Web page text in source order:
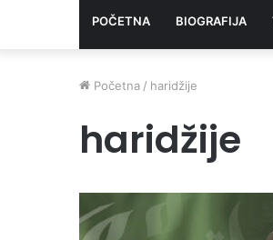
POČETNA BIOGRAFIJA
Početna / haridžije
haridžije